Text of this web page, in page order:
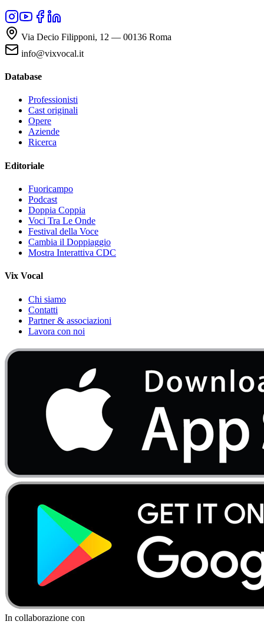
Via Decio Filipponi, 12 — 00136 Roma
info@vixvocal.it
Database
Professionisti
Cast originali
Opere
Aziende
Ricerca
Editoriale
Fuoricampo
Podcast
Doppia Coppia
Voci Tra Le Onde
Festival della Voce
Cambia il Doppiaggio
Mostra Interattiva CDC
Vix Vocal
Chi siamo
Contatti
Partner & associazioni
Lavora con noi
In collaborazione con